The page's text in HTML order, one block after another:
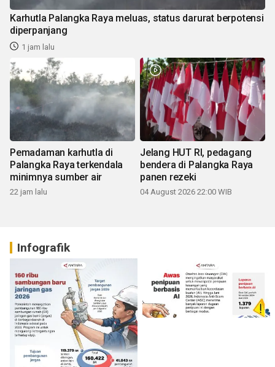
Karhutla Palangka Raya meluas, status darurat berpotensi
diperpanjang
1 jam lalu
Pemadaman karhutla di
Palangka Raya terkendala
minimnya sumber air
22 jam lalu
Jelang HUT RI, pedagang
bendera di Palangka Raya
panen rezeki
04 August 2026 22:00 WIB
Infografik